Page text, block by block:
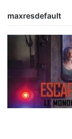
maxresdefault